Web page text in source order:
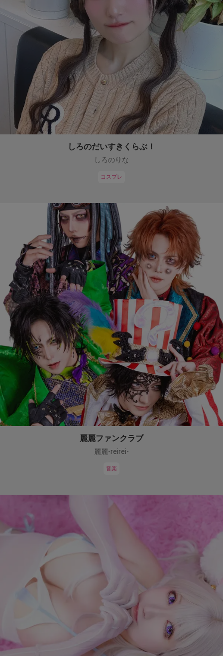
しろのだいすきくらぶ！
しろのりな
コスプレ
麗麗ファンクラブ
麗麗-reirei-
音楽